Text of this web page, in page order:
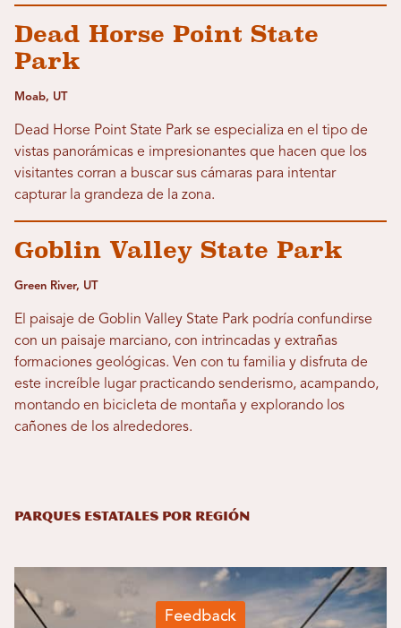
Dead Horse Point State
Park
Moab, UT
Dead Horse Point State Park se especializa en el tipo de
vistas panorámicas e impresionantes que hacen que los
visitantes corran a buscar sus cámaras para intentar
capturar la grandeza de la zona.
Goblin Valley State Park
Green River, UT
El paisaje de Goblin Valley State Park podría confundirse
con un paisaje marciano, con intrincadas y extrañas
formaciones geológicas. Ven con tu familia y disfruta de
este increíble lugar practicando senderismo, acampando,
montando en bicicleta de montaña y explorando los
cañones de los alrededores.
Parques estatales por región